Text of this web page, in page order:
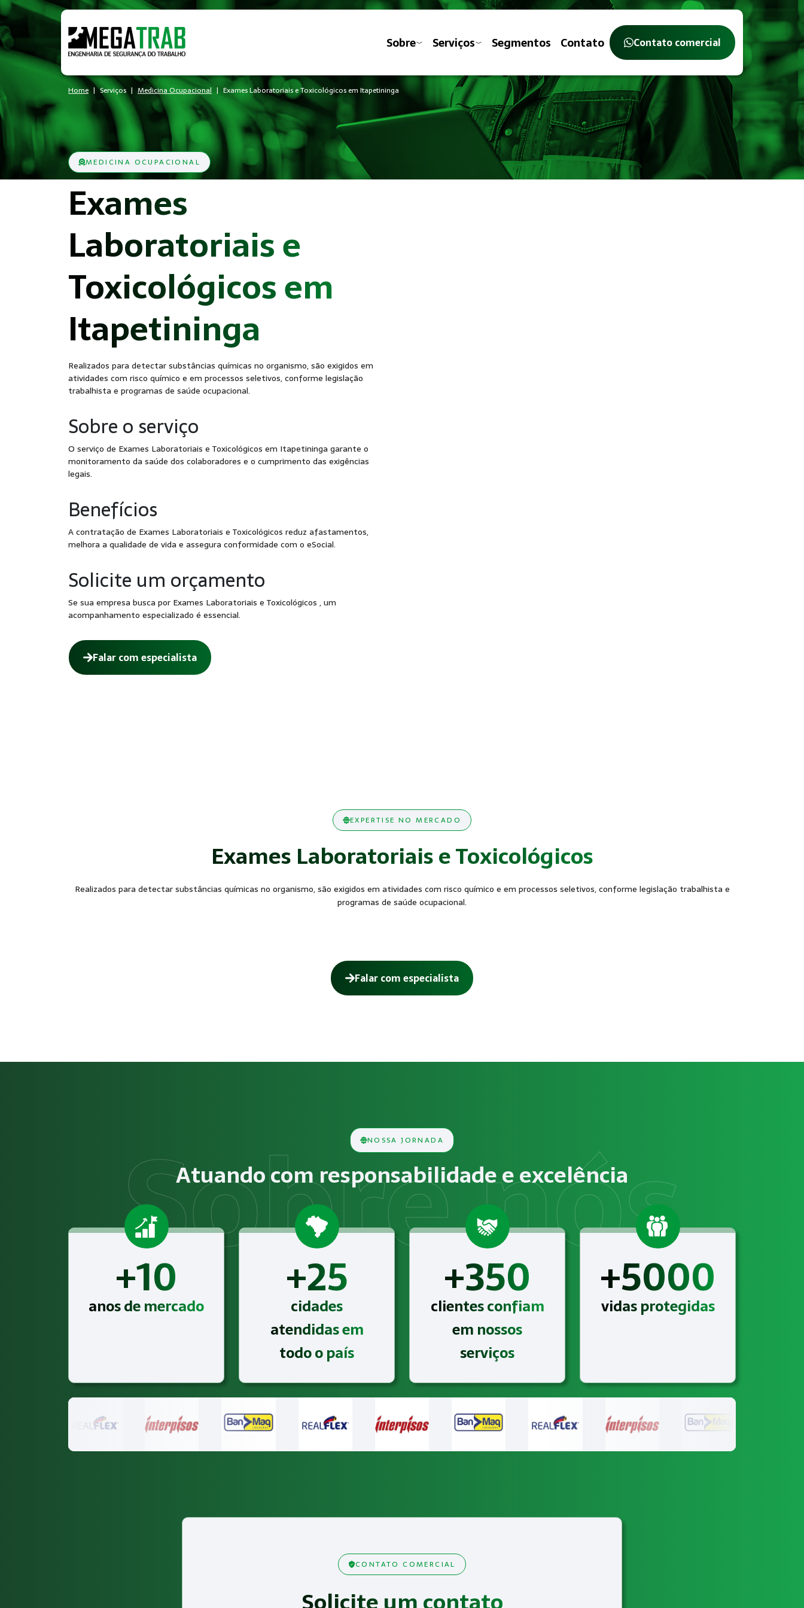
Sobre Serviços Segmentos Contato Contato comercial
Home Serviços Medicina Ocupacional Exames Laboratoriais e Toxicológicos em Itapetininga
MEDICINA OCUPACIONAL
Exames
Laboratoriais e
Toxicológicos em
Itapetininga
Realizados para detectar substâncias químicas no organismo, são exigidos em
atividades com risco químico e em processos seletivos, conforme legislação
trabalhista e programas de saúde ocupacional.
Sobre o serviço
O serviço de Exames Laboratoriais e Toxicológicos em Itapetininga garante o
monitoramento da saúde dos colaboradores e o cumprimento das exigências
legais.
Benefícios
A contratação de Exames Laboratoriais e Toxicológicos reduz afastamentos,
melhora a qualidade de vida e assegura conformidade com o eSocial.
Solicite um orçamento
Se sua empresa busca por Exames Laboratoriais e Toxicológicos , um
acompanhamento especializado é essencial.
Falar com especialista
EXPERTISE NO MERCADO
Exames Laboratoriais e Toxicológicos
Realizados para detectar substâncias químicas no organismo, são exigidos em atividades com risco químico e em processos seletivos, conforme legislação trabalhista e
programas de saúde ocupacional.
Falar com especialista
Como funciona Exames Laboratoriais e Toxicológicos?
Empresas que exercem atividades com exposição a riscos físicos, químicos, biológicos, ergonômicos ou psicossociais devem atender às exigências relacionadas a Exames
Atendimento especializado
A Megatrab - Engenharia de Segurança do Trabalho oferece Exames Laboratoriais e Toxicológicos em Itapetininga com suporte técnico completo, acompanhamento contínuo e
NOSSA JORNADA
Atuando com responsabilidade e excelência
+10
anos de mercado +25
cidades
atendidas em
todo o país
+350
clientes confiam
em nossos
serviços
+5000
vidas protegidas
CONTATO COMERCIAL